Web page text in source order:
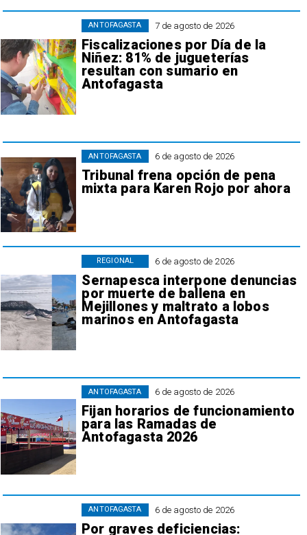
7 de agosto de 2026
Fiscalizaciones por Día de la
Niñez: 81% de jugueterías
resultan con sumario en
Antofagasta
ANTOFAGASTA
6 de agosto de 2026
Tribunal frena opción de pena
mixta para Karen Rojo por ahora
ANTOFAGASTA
6 de agosto de 2026
Sernapesca interpone denuncias
por muerte de ballena en
Mejillones y maltrato a lobos
marinos en Antofagasta
REGIONAL
6 de agosto de 2026
Fijan horarios de funcionamiento
para las Ramadas de
Antofagasta 2026
ANTOFAGASTA
6 de agosto de 2026
Por graves deficiencias:
ANTOFAGASTA